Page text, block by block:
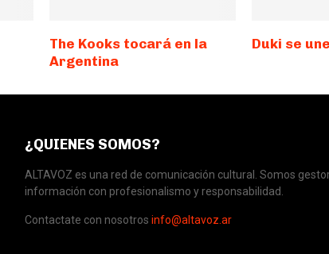
The Kooks tocará en la
Argentina
Duki se
¿QUIENES SOMOS?
ALTAVOZ es una red de comunicación cultural. Somos
información con profesionalismo y responsabilidad.
Contactate con nosotros info@altavoz.ar